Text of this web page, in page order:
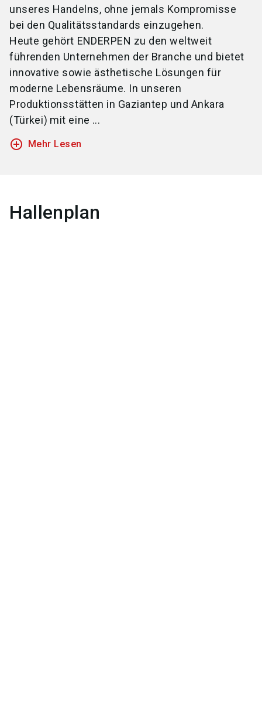
unseres Handelns, ohne jemals Kompromisse
bei den Qualitätsstandards einzugehen.
Heute gehört ENDERPEN zu den weltweit
führenden Unternehmen der Branche und bietet
innovative sowie ästhetische Lösungen für
moderne Lebensräume. In unseren
Produktionsstätten in Gaziantep und Ankara
(Türkei) mit eine ...
add_circle_outline Mehr Lesen
Hallenplan